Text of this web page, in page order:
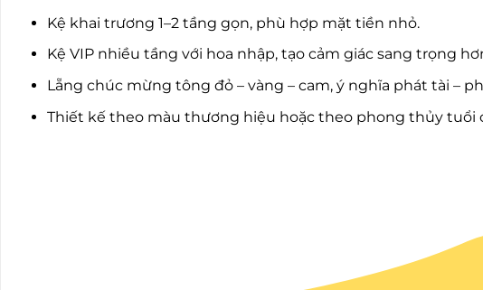
Kệ khai trương 1–2 tầng gọn, phù hợp mặt tiền nhỏ.
Kệ VIP nhiều tầng với hoa nhập, tạo cảm giác sang trọng
Lẵng chúc mừng tông đỏ – vàng – cam, ý nghĩa phát tài –
Thiết kế theo màu thương hiệu hoặc theo phong thủy tuổi